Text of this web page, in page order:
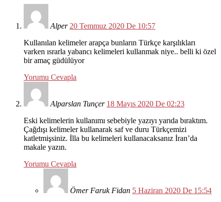
Alper 20 Temmuz 2020 De 10:57
Kullanılan kelimeler arapça bunların Türkçe karşılıkları
varken ısrarla yabancı kelimeleri kullanmak niye.. belli ki özel
bir amaç güdülüyor
Yorumu Cevapla
Alparslan Tunçer 18 Mayıs 2020 De 02:23
Eski kelimelerin kullanımı sebebiyle yazıyı yarıda bıraktım.
Çağdışı kelimeler kullanarak saf ve duru Türkçemizi
katletmişsiniz. İlla bu kelimeleri kullanacaksanız İran’da
makale yazın.
Yorumu Cevapla
Ömer Faruk Fidan 5 Haziran 2020 De 15:54